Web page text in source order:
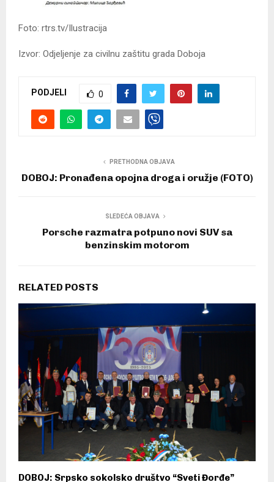
Foto: rtrs.tv/Ilustracija
Izvor: Odjeljenje za civilnu zaštitu grada Doboja
PODJELI 0
PRETHODNA OBJAVA
DOBOJ: Pronađena opojna droga i oružje (FOTO)
SLEDEĆA OBJAVA
Porsche razmatra potpuno novi SUV sa
benzinskim motorom
RELATED POSTS
DOBOJ: Srpsko sokolsko društvo “Sveti Đorđe”